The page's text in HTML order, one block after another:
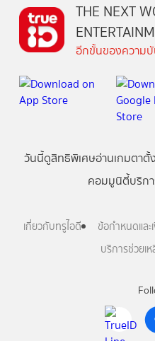
THE NEXT
อีกขั้นของความบั
วันนี้ดูสิทธิพิเศษอ่านเกมตาตั้ง
คอมมูนิตี้บริก
เกี่ยวกับทรูไอดี ข้อกำหนดและ
บริการช่วยเ